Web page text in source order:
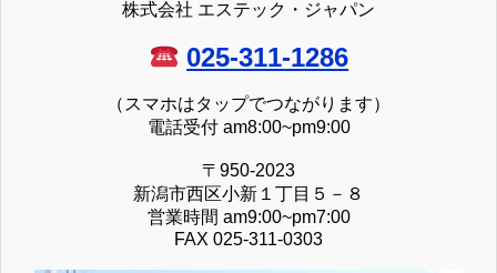
株式会社 エステック・ジャパン
025-311-1286
（スマホはタップでつながります）
電話受付 am8:00~pm9:00
〒950-2023
新潟市西区小新１丁目５－８
営業時間 am9:00~pm7:00
FAX 025-311-0303